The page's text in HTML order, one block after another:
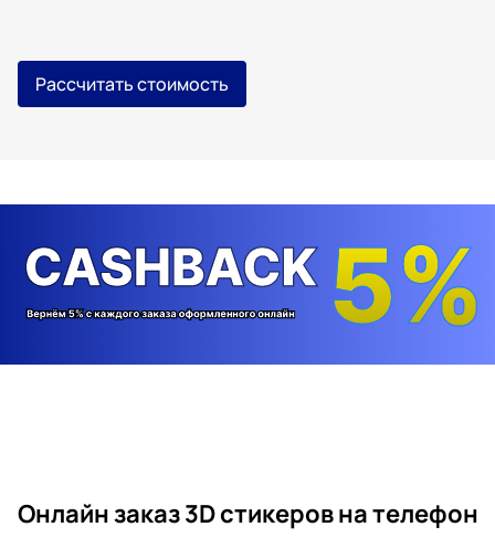
Рассчитать стоимость
Онлайн заказ 3D стикеров на телефон